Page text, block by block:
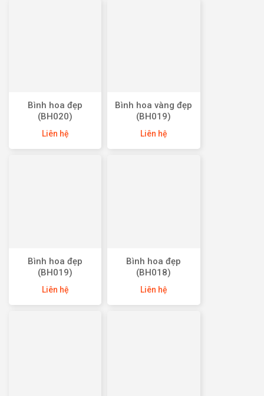
Bình hoa đẹp
(BH020)
Liên hệ
Bình hoa vàng đẹp
(BH019)
Liên hệ
Bình hoa đẹp
(BH019)
Liên hệ
Bình hoa đẹp
(BH018)
Liên hệ